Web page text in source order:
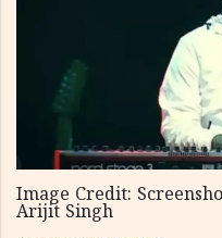
Image Credit:
Arijit Singh